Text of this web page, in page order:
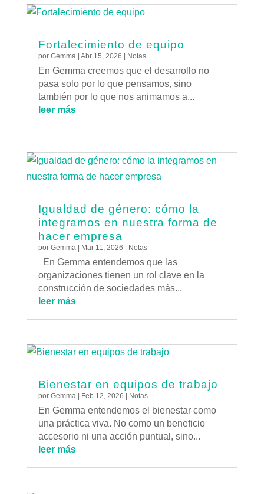
Fortalecimiento de equipo
por Gemma| Abr 15, 2026 Notas
En Gemma creemos que el desarrollo no
pasa solo por lo que pensamos, sino
también por lo que nos animamos a...
leer más
Igualdad de género: cómo la
integramos en nuestra forma de
hacer empresa
por Gemma| Mar 11, 2026 Notas
En Gemma entendemos que las
organizaciones tienen un rol clave en la
construcción de sociedades más...
leer más
Bienestar en equipos de trabajo
por Gemma| Feb 12, 2026 Notas
En Gemma entendemos el bienestar como
una práctica viva. No como un beneficio
accesorio ni una acción puntual, sino...
leer más